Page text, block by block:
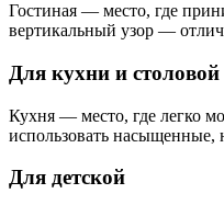
Гостиная — место, где
вертикальный узор —
Для кухни и столовой
Кухня — место, где легко
использовать насыщенные,
Для детской